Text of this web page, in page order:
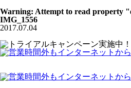
Warning: Attempt to read property
IMG_1556
2017.07.04